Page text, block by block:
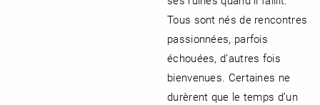
Tous sont nés de rencontres
passionnées, parfois
échouées, d’autres fois
bienvenues. Certaines ne
durèrent que le temps d’un